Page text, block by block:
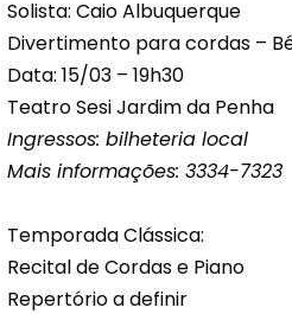
Solista: Caio Albuquerque
Divertimento para cordas –
Data: 15/03 – 19h30
Teatro Sesi Jardim da Penha
Ingressos: bilheteria local
Mais informações: 3334-7323
Temporada Clássica:
Recital de Cordas e Piano
Repertório a definir